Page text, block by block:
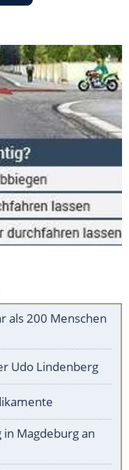
als 200 Menschen
Udo Lindenberg
Magdeburg an